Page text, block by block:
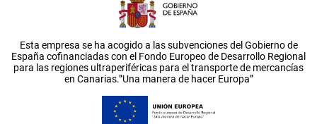
Esta empresa se ha acogido a las subvenciones del Gobierno de
España cofinanciadas con el Fondo Europeo de Desarrollo Regional
para las regiones ultraperiféricas para el transporte de mercancías
en Canarias.”Una manera de hacer Europa”